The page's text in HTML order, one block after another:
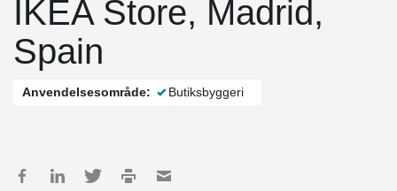
IKEA Store, Madrid,
Spain
Anvendelsesområde: Butiksbyggeri